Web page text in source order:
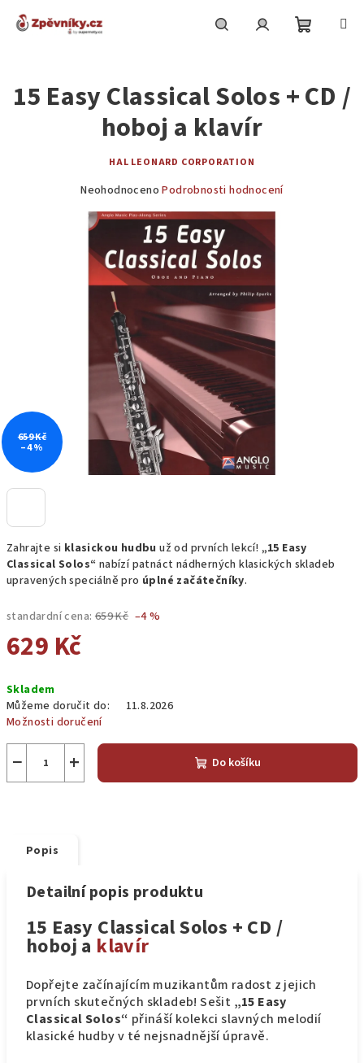
košík
Zahrajte si klasickou hudbu už od prvních lekcí! „15 Easy
Classical Solos“ nabízí patnáct nádherných klasických skladeb
upravených speciálně pro úplné začátečníky.
standardní cena: 659 Kč –4 %
629 Kč
cena:
Skladem
Můžeme doručit do:
11.8.2026
Možnosti doručení
+
− Do košíku
15 Easy Classical Solos + CD /
hoboj a klavír
HAL LEONARD CORPORATION
Průměrné
produktu
0,0
hvězdiček.
Neohodnoceno Podrobnosti hodnocení
659 Kč
–4 %
Popis
Detailní popis produktu
15 Easy Classical Solos + CD /
hoboj a klavír
Dopřejte začínajícím muzikantům radost z jejich
prvních skutečných skladeb! Sešit „15 Easy
Classical Solos“ přináší kolekci slavných melodií
klasické hudby v té nejsnadnější úpravě.